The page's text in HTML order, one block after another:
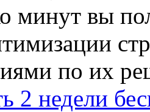
минут вы
по их
2 недели